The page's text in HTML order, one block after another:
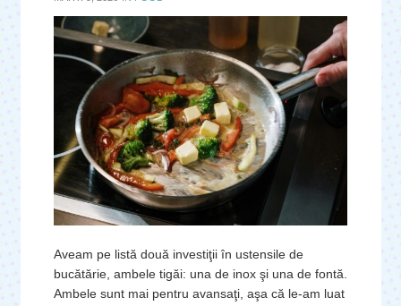
Aveam pe listă două investiţii în ustensile de
bucătărie, ambele tigăi: una de inox şi una de fontă.
Ambele sunt mai pentru avansaţi, aşa că le-am luat